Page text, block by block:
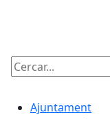
Cercar:
Ajuntament